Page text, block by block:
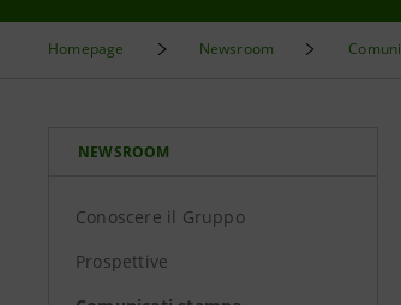
Homepage Newsroom
NEWSROOM
Conoscere il Gruppo
Prospettive